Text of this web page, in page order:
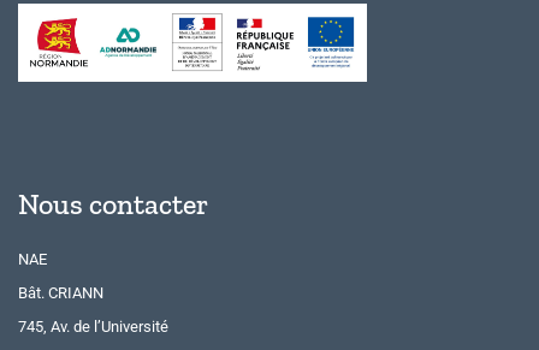
Nous contacter
NAE
Bât. CRIANN
745, Av. de l’Université